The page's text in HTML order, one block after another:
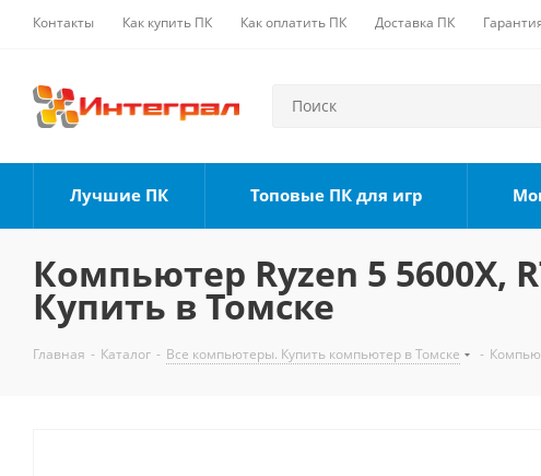
Контакты Как купить ПК Как оплатить ПК Доставка ПК
Лучшие ПК Топовые ПК для игр
Компьютер Ryzen 5 5600X,
Купить в Томске
Главная - Каталог - Все компьютеры. Купить компьютер в Томске -